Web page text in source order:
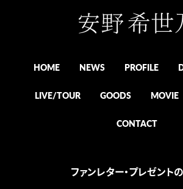
HOME NEWS PROFILE
LIVE/TOUR GOODS MOVIE
CONTACT
ファンレター・プレゼント